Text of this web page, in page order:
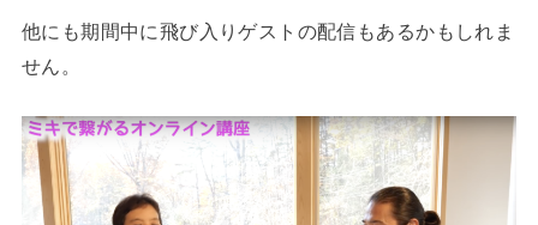
他にも期間中に飛び入りゲストの配信もあるかもしれま
せん。